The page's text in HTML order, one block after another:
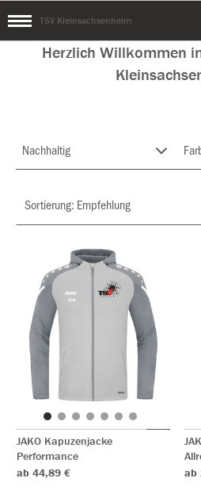
TSV Kleinsachsenheim
Herzlich Willkommen
Nachhaltig
JAKO Kapuzenjacke
Performance
ab 44,89 €
ab